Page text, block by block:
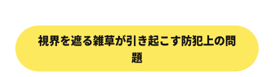
視界を遮る雑草が引き起こす防犯上の問
題